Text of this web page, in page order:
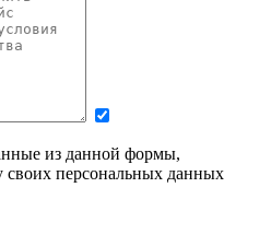
из данной формы,
своих персональных данных